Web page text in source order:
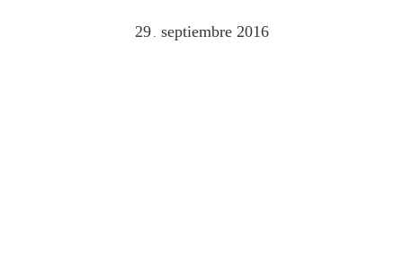
29 septiembre 2016